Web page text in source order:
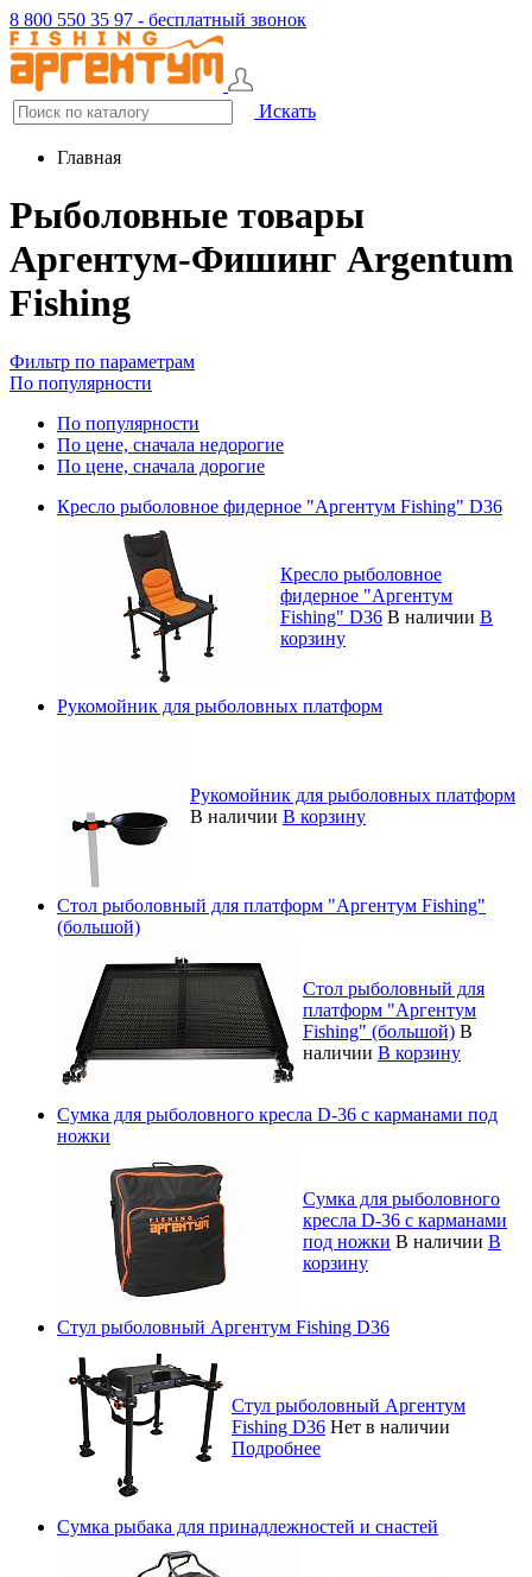
8 800 550 35 97 - бесплатный звонок
Искать
Главная
Рыболовные товары
Аргентум-Фишинг Argentum
Fishing
Фильтр по параметрам
По популярности
По популярности
По цене, сначала недорогие
По цене, сначала дорогие
Кресло рыболовное фидерное "Аргентум Fishing" D36
Кресло рыболовное
фидерное "Аргентум
Fishing" D36 В наличии В
корзину
Рукомойник для рыболовных платформ
Рукомойник для рыболовных платформ
В наличии В корзину
Стол рыболовный для платформ "Аргентум Fishing"
(большой)
Стол рыболовный для
платформ "Аргентум
Fishing" (большой) В
наличии В корзину
Сумка для рыболовного кресла D-36 с карманами под
ножки
Сумка для рыболовного
кресла D-36 с карманами
под ножки В наличии В
корзину
Стул рыболовный Аргентум Fishing D36
Стул рыболовный Аргентум
Fishing D36 Нет в наличии
Подробнее
Сумка рыбака для принадлежностей и снастей